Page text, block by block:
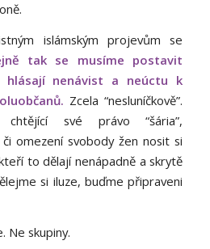
islámským projevům se
tak se musíme postavit
hlásají nenávist a neúctu k
Zcela “nesluníčkově”.
chtějící své právo “šária”,
omezení svobody žen nosit si
to dělají nenápadně a skrytě
si iluze, buďme připraveni
Ne skupiny.